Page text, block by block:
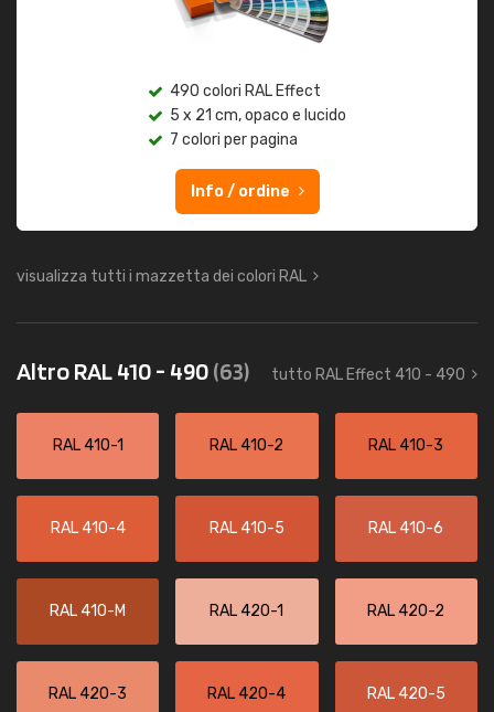
490 colori RAL Effect
5 x 21 cm, opaco e lucido
7 colori per pagina
Info / ordine
visualizza tutti i mazzetta dei colori RAL
Altro RAL 410 - 490(63) tutto RAL Effect 410 - 490
RAL 410-1 RAL 410-2 RAL 410-3
RAL 410-4 RAL 410-5 RAL 410-6
RAL 410-M RAL 420-1 RAL 420-2
RAL 420-3 RAL 420-4 RAL 420-5